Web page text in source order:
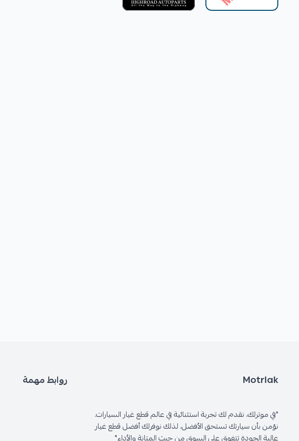
Motrlak
"في موترلك، نقدم لك تجربة استثنائية في عالم قطع غيار السيارات.
نؤمن بأن سيارتك تستحق الأفضل، لذلك نوفرلك أفضل قطع غيار
عالية الجودة تتفوق على السوق من حيث المتانة والأداء"
روابط مهمة